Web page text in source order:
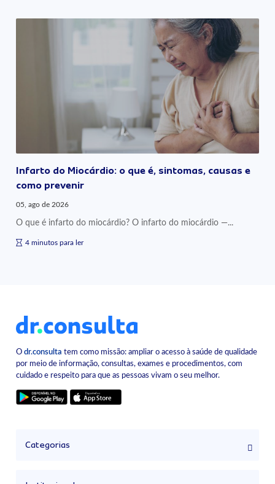
Infarto do Miocárdio: o que é, sintomas, causas e
como prevenir
05, ago de 2026
O que é infarto do miocárdio? O infarto do miocárdio —...
4 minutos para ler
Odr.consulta tem como missão: ampliar o acesso à saúde de qualidade
por meio de informação, consultas, exames e procedimentos, com
cuidado e respeito para que as pessoas vivam o seu melhor.
Categorias